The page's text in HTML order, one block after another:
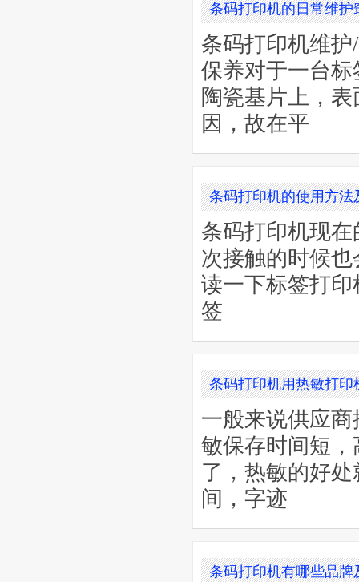
条码打印机的日常维护
条码打印机维
保养对于一台
陶瓷基片上，
因，故在平
条码打印机的使用方法
条码打印机现
次接触的时候
读一下标签打
签
条码打印机用热敏打
一般来说供应
敏保存时间短
了，热敏的好
间，字迹
条码打印机有哪些品